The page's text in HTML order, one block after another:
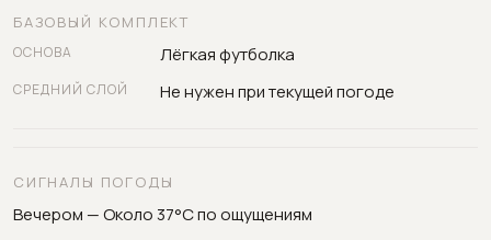
БАЗОВЫЙ КОМПЛЕКТ
ОСНОВА Лёгкая футболка
СРЕДНИЙ СЛОЙ Не нужен при текущей погоде
СИГНАЛЫ ПОГОДЫ
Вечером — Около 37°C по ощущениям